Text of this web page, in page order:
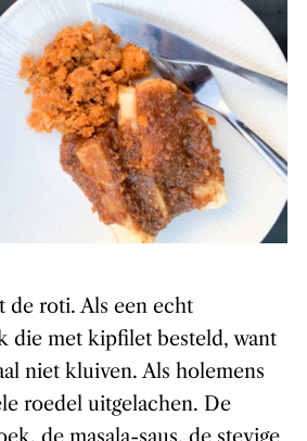
de roti. Als een echt
die met kipfilet besteld, want
niet kluiven. Als holemens
roedel uitgelachen. De